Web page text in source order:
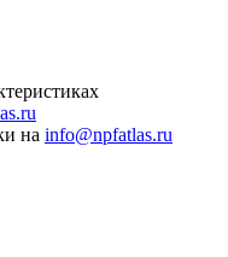
на info@npfatlas.ru